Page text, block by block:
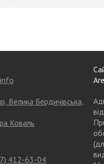
Велика Бердичівська,
Коваль
412-63-04